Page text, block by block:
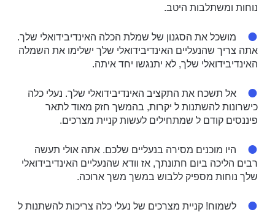
נוחות ומשתלבות היטב.
מושכל את הסגנון של שמלת הכלה האינדיבידואלי שלך.
אתה צריך שהנעליים האינדיבידואלי שלך ישלימו את השמלה
האינדיבידואלי שלך, לא יתנגשו יחד איתה.
אל תשכח את התקציב האינדיבידואלי שלך. נעלי כלה
כישרונות להשתנות ל יקרות, בהמשך חזק מאוד לתאר
פיננסים קודם ל שמתחילים לעשות קניית מצרכים.
היו מוכנים מסירה בנעליים שלכם. אתה אולי תעשה
רבים הליכה ביום חתונתך, אז וודא שהנעליים האינדיבידואלי
שלך נוחות מספיק ללבוש במשך משך ארוכה.
לשמוח! קניית מצרכים של נעלי כלה צריכות להשתנות ל